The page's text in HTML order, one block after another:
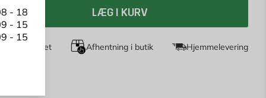
- 18
- 15
- 15
LÆG I KURV
returret Afhentning i butik Hjemmelevering